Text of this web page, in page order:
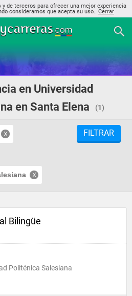
de terceros para ofrecer una mejor experiencia
consideramos que acepta su uso.. Cerrar
en Universidad
en Santa Elena
(1)
FILTRAR
Bilingüe
Politénica Salesiana